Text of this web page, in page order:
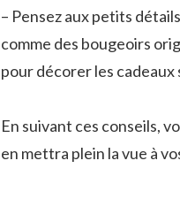
– Pensez aux petits
comme des bougeoirs
pour décorer les cadeaux
En suivant ces conseils,
en mettra plein la vue à